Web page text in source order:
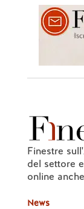
Finestre
del settore
online
News